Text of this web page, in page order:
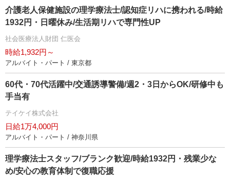
介護老人保健施設の理学療法士/認知症リハに携われる/時給
1932円・日曜休み/生活期リハで専門性UP
社会医療法人財団 仁医会
時給1,932円～
アルバイト・パート / 東京都
60代・70代活躍中/交通誘導警備/週2・3日からOK/研修中も
手当有
テイケイ株式会社
日給1万4,000円
アルバイト・パート / 神奈川県
理学療法士スタッフ/ブランク歓迎/時給1932円・残業少な
め/安心の教育体制で復職応援